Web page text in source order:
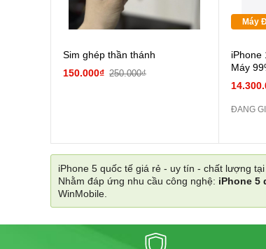
Sim ghép thần thánh
150.000₫ 250.000₫
Máy
iPhone
Máy
ĐANG
iPhone 5 quốc tế giá rẻ - uy tín - chất lượng tại
Nhằm đáp ứng nhu cầu công nghệ: iPhone 5
WinMobile.